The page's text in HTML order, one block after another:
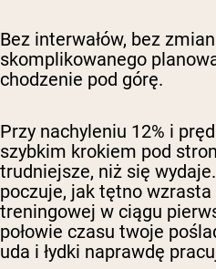
Bez interwałów, bez
skomplikowanego
chodzenie pod górę.
Przy nachyleniu 12% i
szybkim krokiem pod
trudniejsze, niż się
poczuje, jak tętno
treningowej w ciągu
połowie czasu twoje
uda i łydki naprawdę